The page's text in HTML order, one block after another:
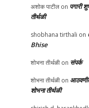
अशोक पाटील on पगारी
तीर्थळी
shobhana tirthali on
Bhise
शोभना तीर्थळी on संपर्क
शोभना तीर्थळी on
शोभना तीर्थळी